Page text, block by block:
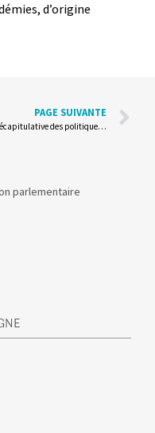
d’origine
PAGE SUIVANTE
Liste récapitulative des politiques et actions parlementaires
parlementaire